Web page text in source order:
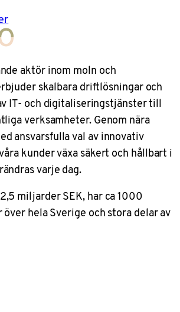
aktör inom moln och
skalbara driftlösningar och
IT- och digitaliseringstjänster till
verksamheter. Genom nära
ansvarsfulla val av innovativ
kunder växa säkert och hållbart i
varje dag.
miljarder SEK, har ca 1000
hela Sverige och stora delar av